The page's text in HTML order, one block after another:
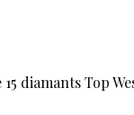
diamants Top